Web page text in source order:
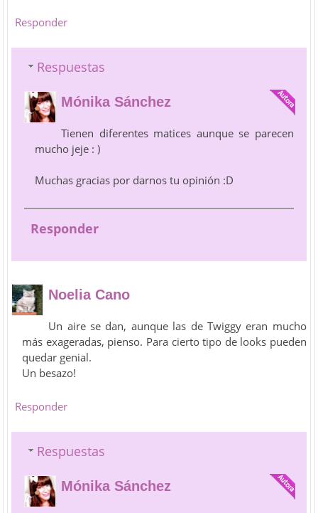
Responder
Respuestas
Mónika Sánchez
Tienen diferentes matices aunque se parecen
mucho jeje : )
Muchas gracias por darnos tu opinión :D
Responder
Noelia Cano
Un aire se dan, aunque las de Twiggy eran mucho
más exageradas, pienso. Para cierto tipo de looks pueden
quedar genial.
Un besazo!
Responder
Respuestas
Mónika Sánchez